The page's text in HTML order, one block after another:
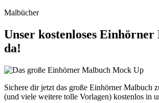
Malbücher
Unser kostenloses
da!
Sichere dir jetzt das große Einhörner Malbuch
(und viele weitere tolle Vorlagen) kostenlos in